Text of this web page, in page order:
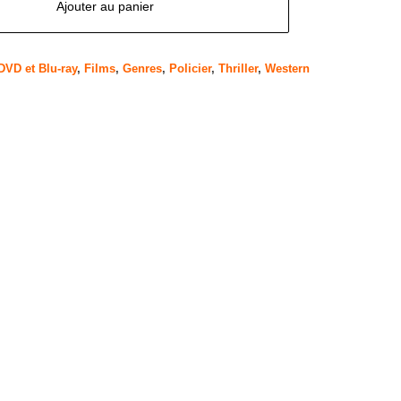
Ajouter au panier
DVD et Blu-ray, Films, Genres, Policier, Thriller, Western